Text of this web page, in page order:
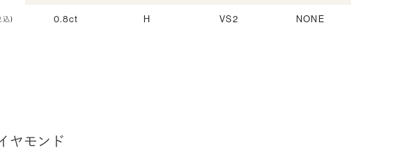
込) 0.8ct H VS2 NONE
ヤモンド